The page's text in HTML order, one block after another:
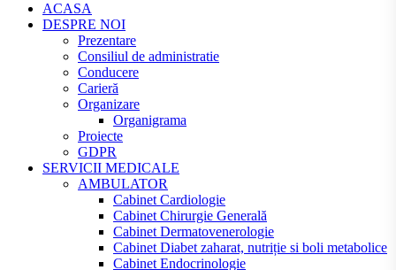
ACASA
DESPRE NOI
Prezentare
Consiliul de administratie
Conducere
Carieră
Organizare
Organigrama
Proiecte
GDPR
SERVICII MEDICALE
AMBULATOR
Cabinet Cardiologie
Cabinet Chirurgie Generală
Cabinet Dermatovenerologie
Cabinet Diabet zaharat, nutriție si boli metabolice
Cabinet Endocrinologie